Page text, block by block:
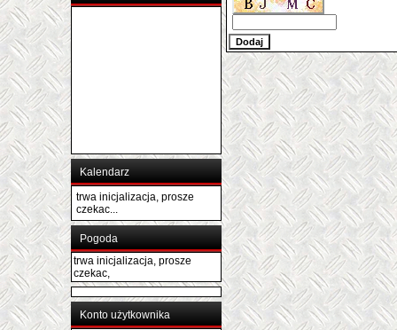
Kalendarz
trwa inicjalizacja, prosze
czekac...
Pogoda
trwa inicjalizacja, prosze
czekac,
Konto użytkownika